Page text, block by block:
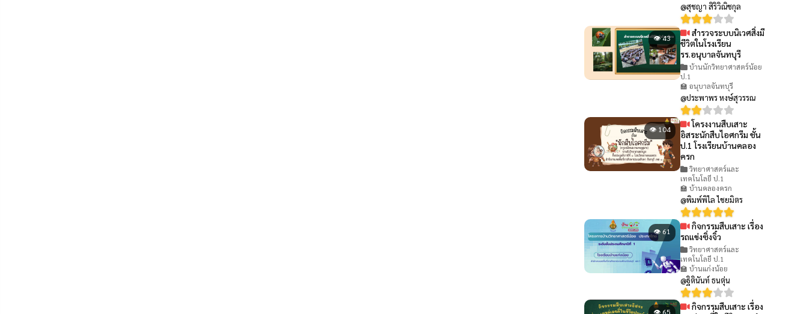
@สุชญา สิริวิณิชกุล
👁 43
สำรวจระบบนิเวศสิ่งมี
ชีวิตในโรงเรียน
รร.อนุบาลจันทบุรี
บ้านนักวิทยาศาสตร์น้อย
ป.1
🏫 อนุบาลจันทบุรี
@ประพาพร หงษ์สุวรรณ
👁 104
โครงงานสืบเสาะ
อิสระนักสืบไอศกรีม ชั้น
ป.1 โรงเรียนบ้านคลอง
ครก
วิทยาศาสตร์และ
เทคโนโลยี ป.1
🏫 บ้านคลองครก
@พิมพ์พิไล ไชยมิตร
👁 61
กิจกรรมสืบเสาะ เรื่อง
รถแข่งซิ่งจิ๋ว
วิทยาศาสตร์และ
เทคโนโลยี ป.1
🏫 บ้านแก่งน้อย
@ฐิตินันท์ ธนตุ่น
👁 65
กิจกรรมสืบเสาะ เรื่อง